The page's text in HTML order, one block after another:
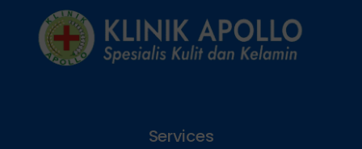
Services